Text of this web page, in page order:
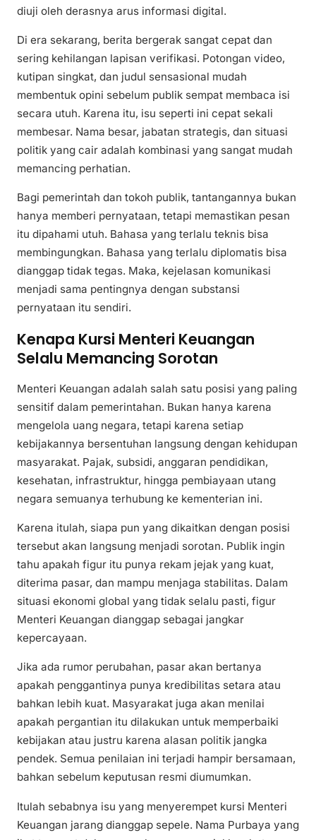
diuji oleh derasnya arus informasi digital.
Di era sekarang, berita bergerak sangat cepat dan
sering kehilangan lapisan verifikasi. Potongan video,
kutipan singkat, dan judul sensasional mudah
membentuk opini sebelum publik sempat membaca isi
secara utuh. Karena itu, isu seperti ini cepat sekali
membesar. Nama besar, jabatan strategis, dan situasi
politik yang cair adalah kombinasi yang sangat mudah
memancing perhatian.
Bagi pemerintah dan tokoh publik, tantangannya bukan
hanya memberi pernyataan, tetapi memastikan pesan
itu dipahami utuh. Bahasa yang terlalu teknis bisa
membingungkan. Bahasa yang terlalu diplomatis bisa
dianggap tidak tegas. Maka, kejelasan komunikasi
menjadi sama pentingnya dengan substansi
pernyataan itu sendiri.
Kenapa Kursi Menteri Keuangan
Selalu Memancing Sorotan
Menteri Keuangan adalah salah satu posisi yang paling
sensitif dalam pemerintahan. Bukan hanya karena
mengelola uang negara, tetapi karena setiap
kebijakannya bersentuhan langsung dengan kehidupan
masyarakat. Pajak, subsidi, anggaran pendidikan,
kesehatan, infrastruktur, hingga pembiayaan utang
negara semuanya terhubung ke kementerian ini.
Karena itulah, siapa pun yang dikaitkan dengan posisi
tersebut akan langsung menjadi sorotan. Publik ingin
tahu apakah figur itu punya rekam jejak yang kuat,
diterima pasar, dan mampu menjaga stabilitas. Dalam
situasi ekonomi global yang tidak selalu pasti, figur
Menteri Keuangan dianggap sebagai jangkar
kepercayaan.
Jika ada rumor perubahan, pasar akan bertanya
apakah penggantinya punya kredibilitas setara atau
bahkan lebih kuat. Masyarakat juga akan menilai
apakah pergantian itu dilakukan untuk memperbaiki
kebijakan atau justru karena alasan politik jangka
pendek. Semua penilaian ini terjadi hampir bersamaan,
bahkan sebelum keputusan resmi diumumkan.
Itulah sebabnya isu yang menyerempet kursi Menteri
Keuangan jarang dianggap sepele. Nama Purbaya yang